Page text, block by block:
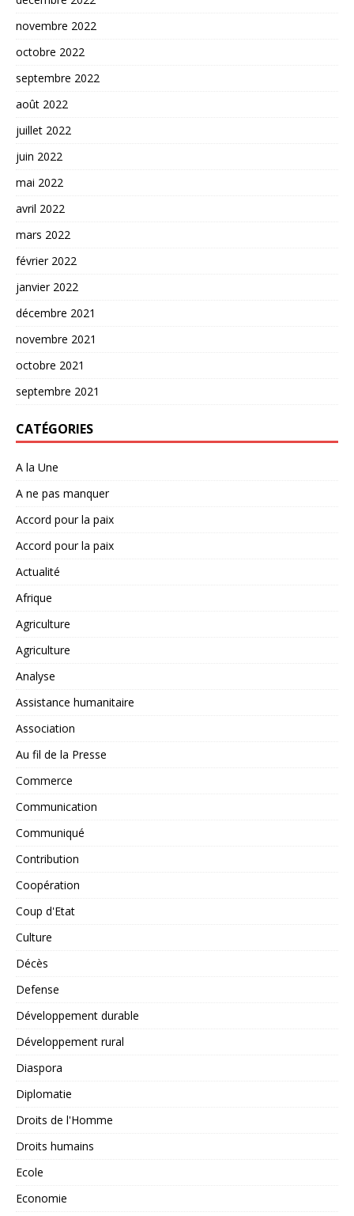
novembre 2022
octobre 2022
septembre 2022
août 2022
juillet 2022
juin 2022
mai 2022
avril 2022
mars 2022
février 2022
janvier 2022
décembre 2021
novembre 2021
octobre 2021
septembre 2021
CATÉGORIES
A la Une
A ne pas manquer
Accord pour la paix
Accord pour la paix
Actualité
Afrique
Agriculture
Agriculture
Analyse
Assistance humanitaire
Association
Au fil de la Presse
Commerce
Communication
Communiqué
Contribution
Coopération
Coup d'Etat
Culture
Décès
Defense
Développement durable
Développement rural
Diaspora
Diplomatie
Droits de l'Homme
Droits humains
Ecole
Economie